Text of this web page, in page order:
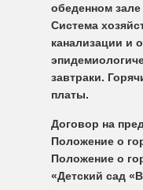
обеденном
Система
канализации и
завтраки.
платы.
Договор на
Положение о
Положение о
«Детский сад